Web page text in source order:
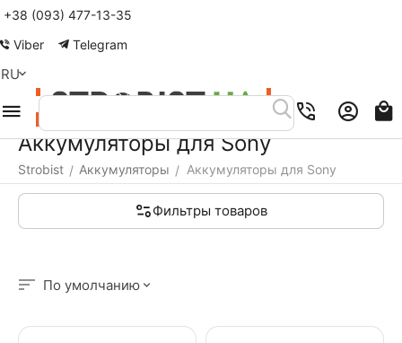
+38 (093) 477-13-35
Viber
Telegram
RU
Аккумуляторы для Sony
Strobist / Аккумуляторы / Аккумуляторы для Sony
Фильтры товаров
По умолчанию
Меню